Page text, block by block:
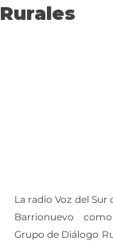
Rurales
La radio Voz del
Barrionuevo
Grupo de Diálogo